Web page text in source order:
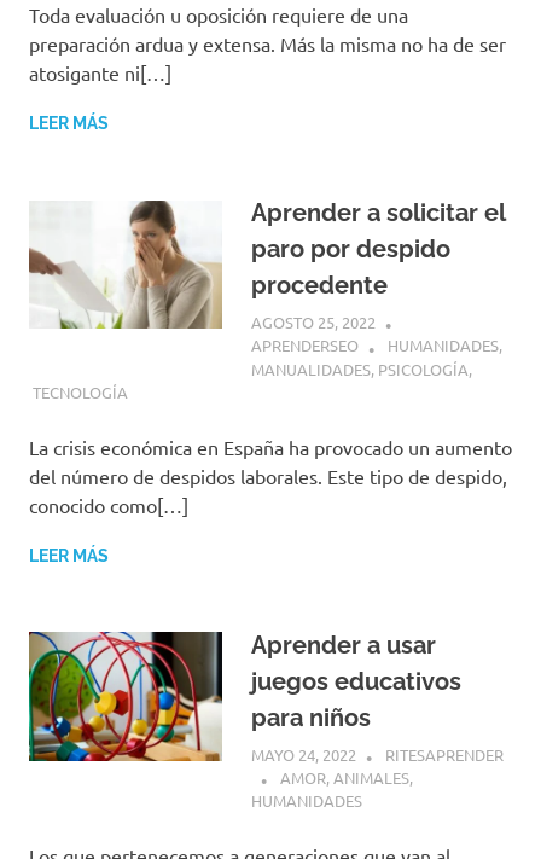
Toda evaluación u oposición requiere de una
preparación ardua y extensa. Más la misma no ha de ser
atosigante ni[…]
LEER MÁS
Aprender a solicitar el
paro por despido
procedente
AGOSTO 25, 2022
APRENDERSEO
HUMANIDADES,
MANUALIDADES, PSICOLOGÍA,
TECNOLOGÍA
La crisis económica en España ha provocado un aumento
del número de despidos laborales. Este tipo de despido,
conocido como[…]
LEER MÁS
Aprender a usar
juegos educativos
para niños
MAYO 24, 2022
RITESAPRENDER
AMOR,ANIMALES,
HUMANIDADES